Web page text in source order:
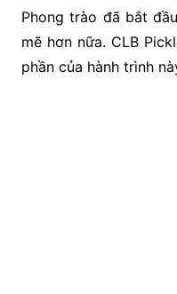
Phong trào đã bắt
mẽ hơn nữa. CLB
phần của hành trình